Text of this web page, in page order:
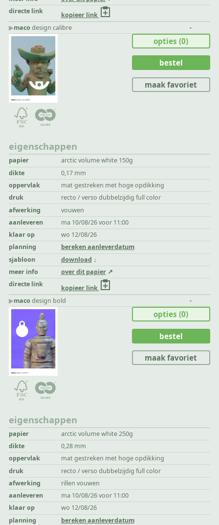
directe link
kopieer link
▶︎macodesign calibre -
eigenschappen
papier
arctic volume white 150g
dikte
0,17 mm
oppervlak
mat gestreken met hoge opdikking
druk
recto / verso dubbelzijdig full color
afwerking
vouwen
aanleveren
ma 10/08/26 voor 11:00
klaar op
wo 12/08/26
planning
bereken aanleverdatum
sjabloon
download
meer info
over dit papier
directe link
kopieer link
opties(0)
bestel
maak favoriet
▶︎macodesign bold -
eigenschappen
papier
arctic volume white 250g
dikte
0,28 mm
oppervlak
mat gestreken met hoge opdikking
druk
recto / verso dubbelzijdig full color
afwerking
rillen vouwen
aanleveren
ma 10/08/26 voor 11:00
klaar op
wo 12/08/26
planning
bereken aanleverdatum
opties(0)
bestel
maak favoriet